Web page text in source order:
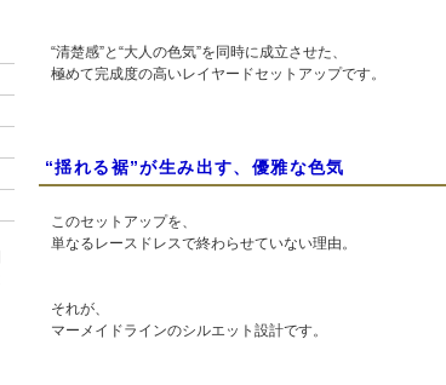
“清楚感”と“大人の色気”を同時に成立させた、
極めて完成度の高いレイヤードセットアップです。
“揺れる裾”が生み出す、優雅な色気
このセットアップを、
単なるレースドレスで終わらせていない理由。
それが、
マーメイドラインのシルエット設計です。